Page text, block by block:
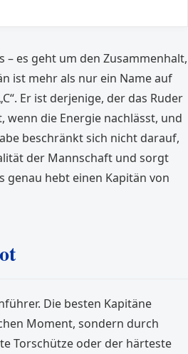
– es geht um den Zusammenhalt,
ist mehr als nur ein Name auf
Er ist derjenige, der das Ruder
die Energie nachlässt, und
beschränkt sich nicht darauf,
der Mannschaft und sorgt
genau hebt einen Kapitän von
Die besten Kapitäne
Moment, sondern durch
Torschütze oder der härteste